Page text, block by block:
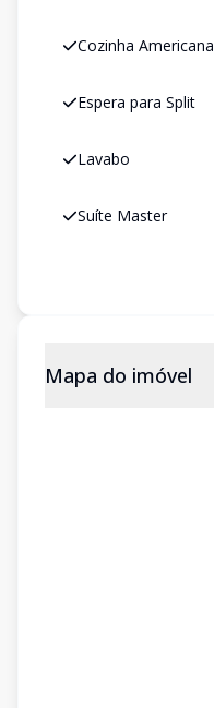
Cozinha Americana
Espera para Split
Lavabo
Suíte Master
Mapa do imóvel